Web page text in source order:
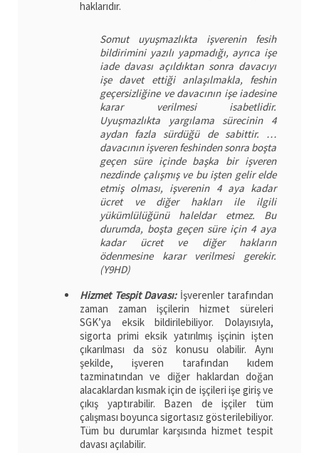
haklarıdır.
Somut uyuşmazlıkta işverenin fesih
bildirimini yazılı yapmadığı, ayrıca işe
iade davası açıldıktan sonra davacıyı
işe davet ettiği anlaşılmakla, feshin
geçersizliğine ve davacının işe iadesine
karar verilmesi isabetlidir.
Uyuşmazlıkta yargılama sürecinin 4
aydan fazla sürdüğü de sabittir. …
davacının işveren feshinden sonra boşta
geçen süre içinde başka bir işveren
nezdinde çalışmış ve bu işten gelir elde
etmiş olması, işverenin 4 aya kadar
ücret ve diğer hakları ile ilgili
yükümlülüğünü haleldar etmez. Bu
durumda, boşta geçen süre için 4 aya
kadar ücret ve diğer hakların
ödenmesine karar verilmesi gerekir.
(Y9HD)
Hizmet Tespit Davası:İşverenler tarafından
zaman zaman işçilerin hizmet süreleri
SGK’ya eksik bildirilebiliyor. Dolayısıyla,
sigorta primi eksik yatırılmış işçinin işten
çıkarılması da söz konusu olabilir. Aynı
şekilde, işveren tarafından kıdem
tazminatından ve diğer haklardan doğan
alacaklardan kısmak için de işçileri işe giriş ve
çıkış yaptırabilir. Bazen de işçiler tüm
çalışması boyunca sigortasız gösterilebiliyor.
Tüm bu durumlar karşısında hizmet tespit
davası açılabilir.